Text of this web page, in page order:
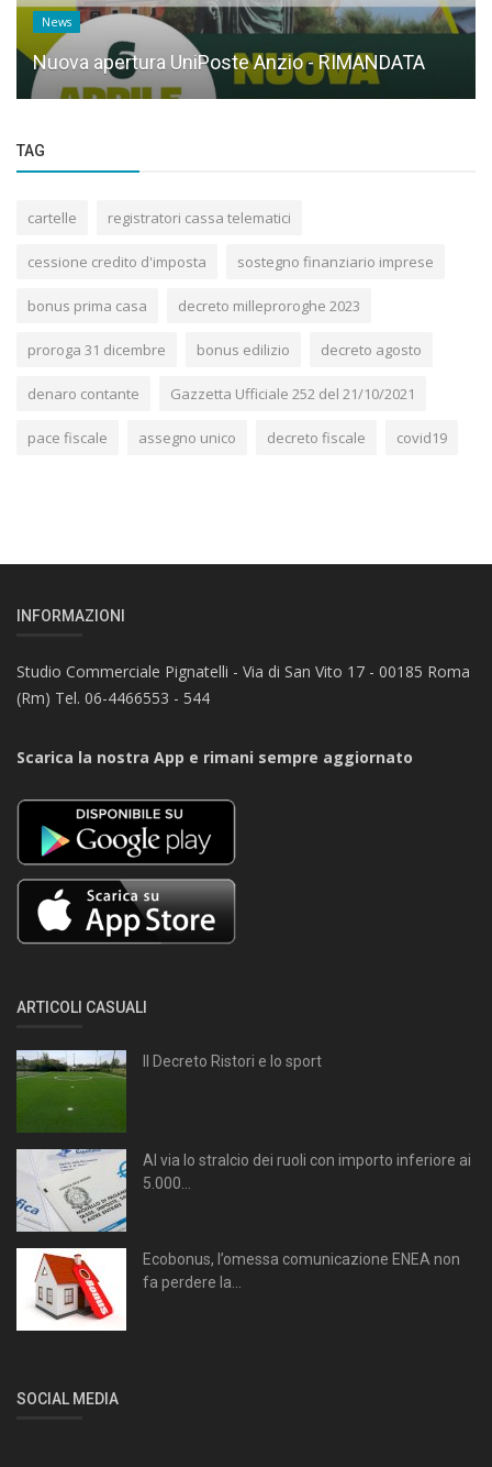
News
Nuova apertura UniPoste Anzio - RIMANDATA
TAG
cartelle registratori cassa telematici
cessione credito d'imposta sostegno finanziario imprese
bonus prima casa decreto milleproroghe 2023
proroga 31 dicembre bonus edilizio decreto agosto
denaro contante Gazzetta Ufficiale 252 del 21/10/2021
pace fiscale assegno unico decreto fiscale covid19
INFORMAZIONI
Studio Commerciale Pignatelli - Via di San Vito 17 - 00185 Roma
(Rm) Tel. 06-4466553 - 544
Scarica la nostra App e rimani sempre aggiornato
ARTICOLI CASUALI
Il Decreto Ristori e lo sport
Al via lo stralcio dei ruoli con importo inferiore ai
5.000...
Ecobonus, l’omessa comunicazione ENEA non
fa perdere la...
SOCIAL MEDIA